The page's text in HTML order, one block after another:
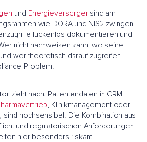
und Energieversorger sind am
wie DORA und NIS2 zwingen
lückenlos dokumentieren und
nicht nachweisen kann, wo seine
wer theoretisch darauf zugreifen
Problem.
zieht nach. Patientendaten in CRM-
, Klinikmanagement oder
sind hochsensibel. Die Kombination aus
und regulatorischen Anforderungen
hier besonders riskant.